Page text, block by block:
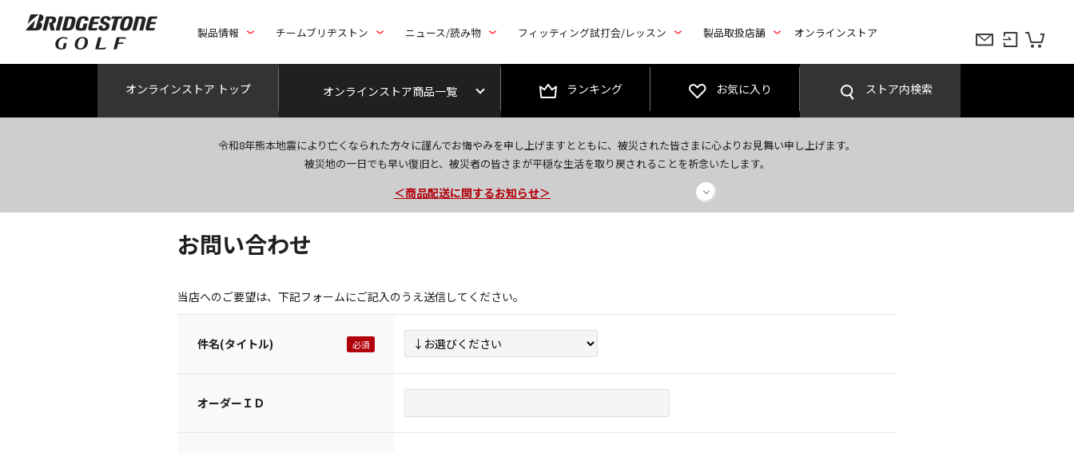
製品情報 チームブリヂストン ニュース/読み物 フィッティング試打会/レッスン 製品取扱店舗 オンラインストア
オンラインストア トップ オンラインストア商品一覧 ランキング お気に入り ストア内検索
令和8年熊本地震により亡くなられた方々に謹んでお悔やみを申し上げますとともに、被災された皆さまに心よりお見舞い申し上げます。
被災地の一日でも早い復旧と、被災者の皆さまが平穏な生活を取り戻されることを祈念いたします。
今なら新規会員登録で1,000円OFFクーポンプレゼント！
＜商品配送に関するお知らせ＞
＜夏季休暇中のご注文・発送・お問い合わせ＞
お問い合わせ
当店へのご要望は、下記フォームにご記入のうえ送信してください。
件名(タイトル)
オーダーＩＤ